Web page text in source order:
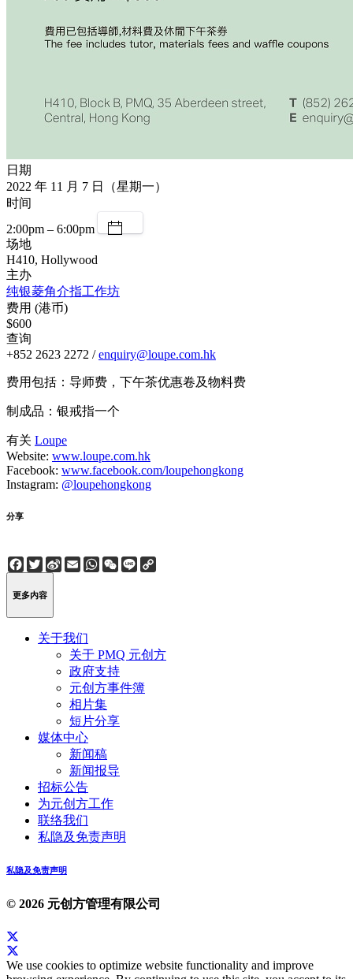
日期
2022 年 11 月 7 日（星期一）
时间
2:00pm – 6:00pm
场地
H410, Hollywood
主办
纯银菱角介指工作坊
费用 (港币)
$600
查询
+852 2623 2272 /enquiry@loupe.com.hk
费用包括：导师费，下午茶优惠卷及物料费
制成品：银戒指一个
有关 Loupe
Website: www.loupe.com.hk
Facebook: www.facebook.com/loupehongkong
Instagram: @loupehongkong
分享
Facebook
Twitter
Sina
Weibo
EmailWhatsApp
WeChat
Line
更多内容
关于我们
关于 PMQ 元创方
政府支持
元创方事件簿
相片集
短片分享
媒体中心
新闻稿
新闻报导
招标公告
为元创方工作
联络我们
私隐及免责声明
私隐及免责声明
© 2026 元创方管理有限公司
We use cookies to optimize website functionality and improve